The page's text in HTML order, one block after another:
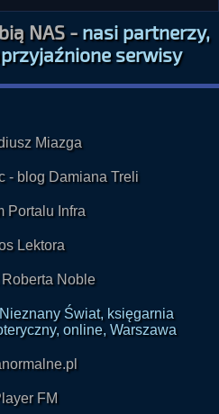
NAS -nasi partnerzy,
serwisy